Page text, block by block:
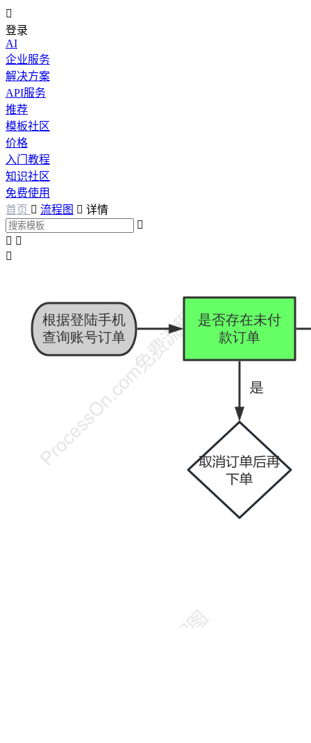

登录
AI
企业服务
解决方案
API服务
推荐
模板社区
价格
入门教程
知识社区
免费使用
首页  流程图  详情

 
